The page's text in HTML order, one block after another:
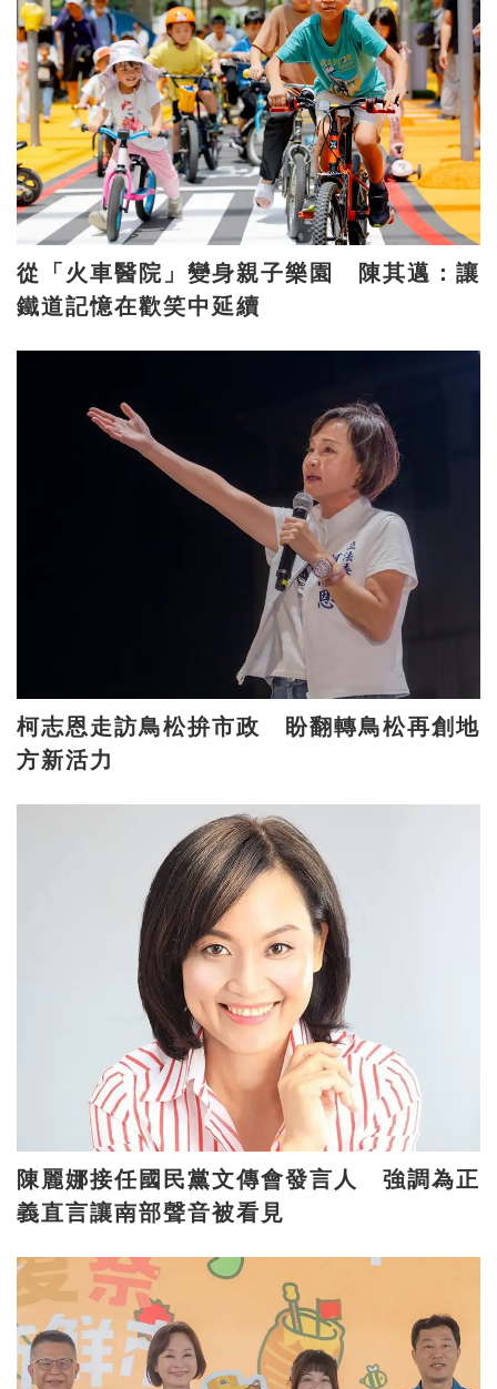
從「火車醫院」變身親子樂園 陳其邁：讓
鐵道記憶在歡笑中延續
柯志恩走訪鳥松拚市政 盼翻轉鳥松再創地
方新活力
陳麗娜接任國民黨文傳會發言人 強調為正
義直言讓南部聲音被看見